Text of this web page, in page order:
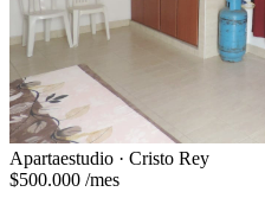
Apartaestudio · Cristo Rey
$500.000 /mes